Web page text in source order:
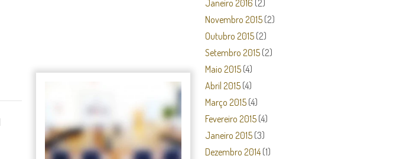
Janeiro 2016 (2)
Novembro 2015 (2)
Outubro 2015 (2)
Setembro 2015 (2)
Maio 2015 (4)
Abril 2015 (4)
Março 2015 (4)
Fevereiro 2015 (4)
Janeiro 2015 (3)
Dezembro 2014(1)